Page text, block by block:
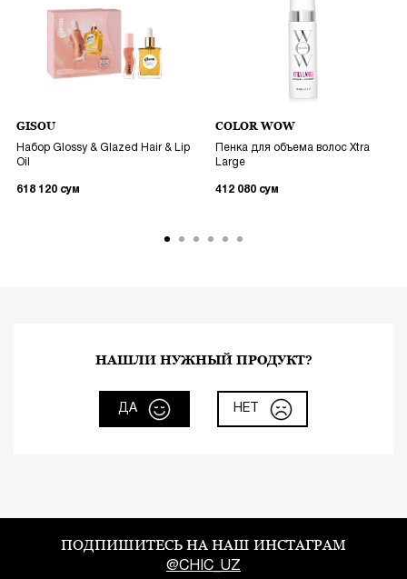
GISOU
Набор Glossy & Glazed Hair & Lip
Oil
618 120 сум
COLOR WOW
Пенка для объема волос Xtra
Large
412 080 сум
НАШЛИ НУЖНЫЙ ПРОДУКТ?
ДА НЕТ
ПОДПИШИТЕСЬ НА НАШ ИНСТАГРАМ
@CHIC_UZ